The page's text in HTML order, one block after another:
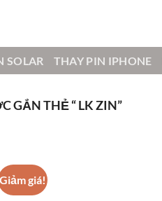
SOLAR THAY PIN IPHONE
GẮN THẺ “ LK ZIN”
Giảm giá!